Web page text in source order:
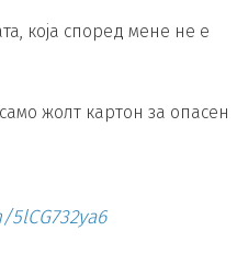
која според мене не е
жолт картон за опасен